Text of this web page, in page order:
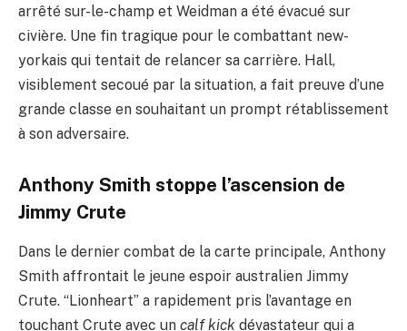
arrêté sur-le-champ et Weidman a été évacué sur
civière. Une fin tragique pour le combattant new-
yorkais qui tentait de relancer sa carrière. Hall,
visiblement secoué par la situation, a fait preuve d’une
grande classe en souhaitant un prompt rétablissement
à son adversaire.
Anthony Smith stoppe l’ascension de
Jimmy Crute
Dans le dernier combat de la carte principale, Anthony
Smith affrontait le jeune espoir australien Jimmy
Crute. “Lionheart” a rapidement pris l’avantage en
touchant Crute avec un calf kick dévastateur qui a